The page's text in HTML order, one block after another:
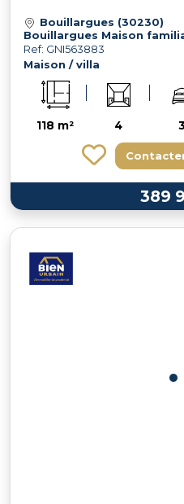
Bouillargues (30230)
Bouillargues Maison
Ref: GNI563883
Maison / villa
118 m² 4 3
389